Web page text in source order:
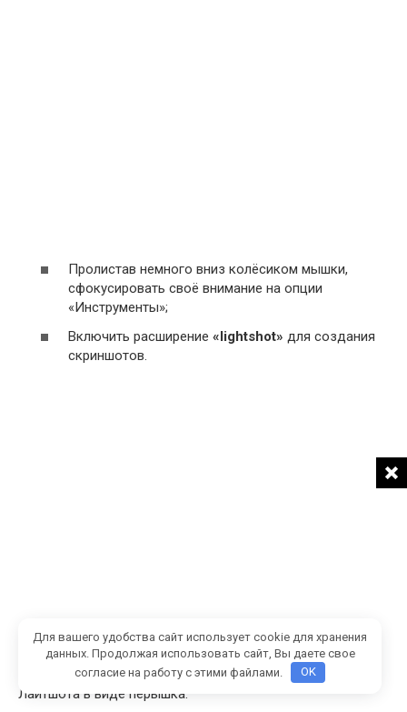
Пролистав немного вниз колёсиком мышки,
сфокусировать своё внимание на опции
«Инструменты»;
Включить расширение «lightshot» для создания
скриншотов.
В верхнем правом углу появиться фирменный фавикон
Лайтшота в виде пёрышка.
Для вашего удобства сайт использует cookie для хранения
данных. Продолжая использовать сайт, Вы даете свое
согласие на работу с этими файлами.
OK